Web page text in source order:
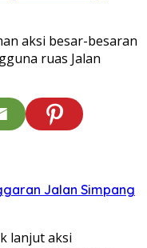
aksi besar-besaran
ruas Jalan
Jalan Simpang
lanjut aksi